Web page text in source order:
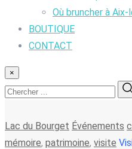
Où bruncher à Aix-
BOUTIQUE
CONTACT
×
Lac du Bourget Événements
mémoire, patrimoine, visite